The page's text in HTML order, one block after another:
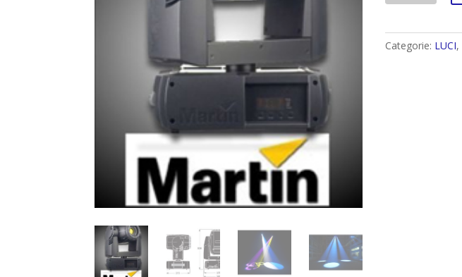
Categorie: LUCI,